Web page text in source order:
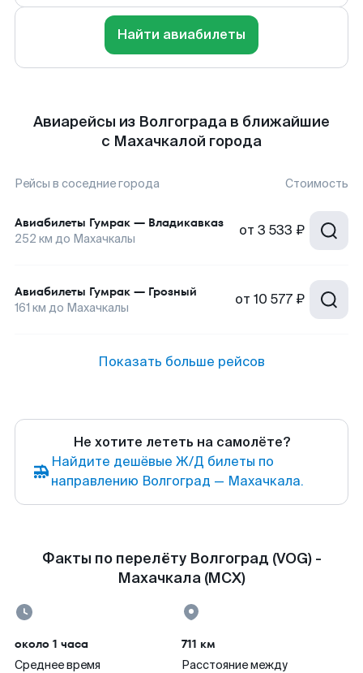
Найти авиабилеты
Авиарейсы из Волгограда в ближайшие
с Махачкалой города
Рейсы в соседние города Стоимость
Авиабилеты Гумрак — Владикавказ
252 км до Махачкалы от 3 533 ₽
Авиабилеты Гумрак — Грозный
161 км до Махачкалы от 10 577 ₽
Показать больше рейсов
Не хотите лететь на самолёте?
Найдите дешёвые Ж/Д билеты по
направлению Волгоград — Махачкала.
Факты по перелёту Волгоград (VOG) -
Махачкала (MCX)
около 1 часа
Среднее время
711 км
Расстояние между